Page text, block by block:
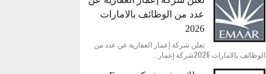
عدد من الوظائف بالامارات
2026
تعلن شركة إعمار العقارية عن عدد من
الوظائف بالامارات 2026شركة إعمار...